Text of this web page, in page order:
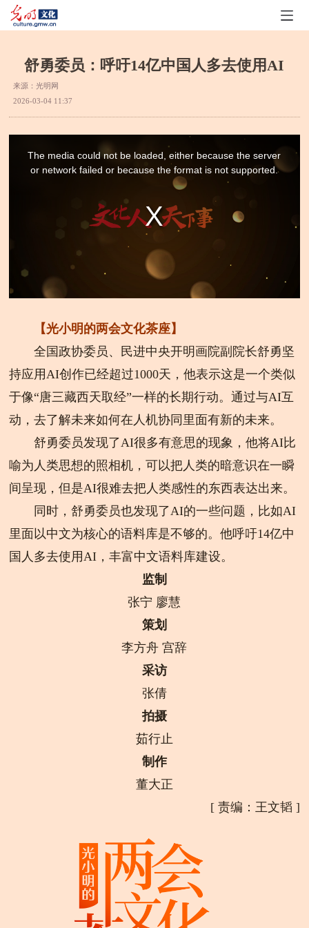
舒勇委员：呼吁14亿中国人多去使用AI
来源：光明网
2026-03-04 11:37
The media could not be loaded, either because the server
or network failed or because the format is not supported.
【光小明的两会文化茶座】
全国政协委员、民进中央开明画院副院长舒勇坚
持应用AI创作已经超过1000天，他表示这是一个类似
于像“唐三藏西天取经”一样的长期行动。通过与AI互
动，去了解未来如何在人机协同里面有新的未来。
舒勇委员发现了AI很多有意思的现象，他将AI比
喻为人类思想的照相机，可以把人类的暗意识在一瞬
间呈现，但是AI很难去把人类感性的东西表达出来。
同时，舒勇委员也发现了AI的一些问题，比如AI
里面以中文为核心的语料库是不够的。他呼吁14亿中
国人多去使用AI，丰富中文语料库建设。
监制
张宁 廖慧
策划
李方舟 宫辞
采访
张倩
拍摄
茹行止
制作
董大正
[ 责编：王文韬 ]